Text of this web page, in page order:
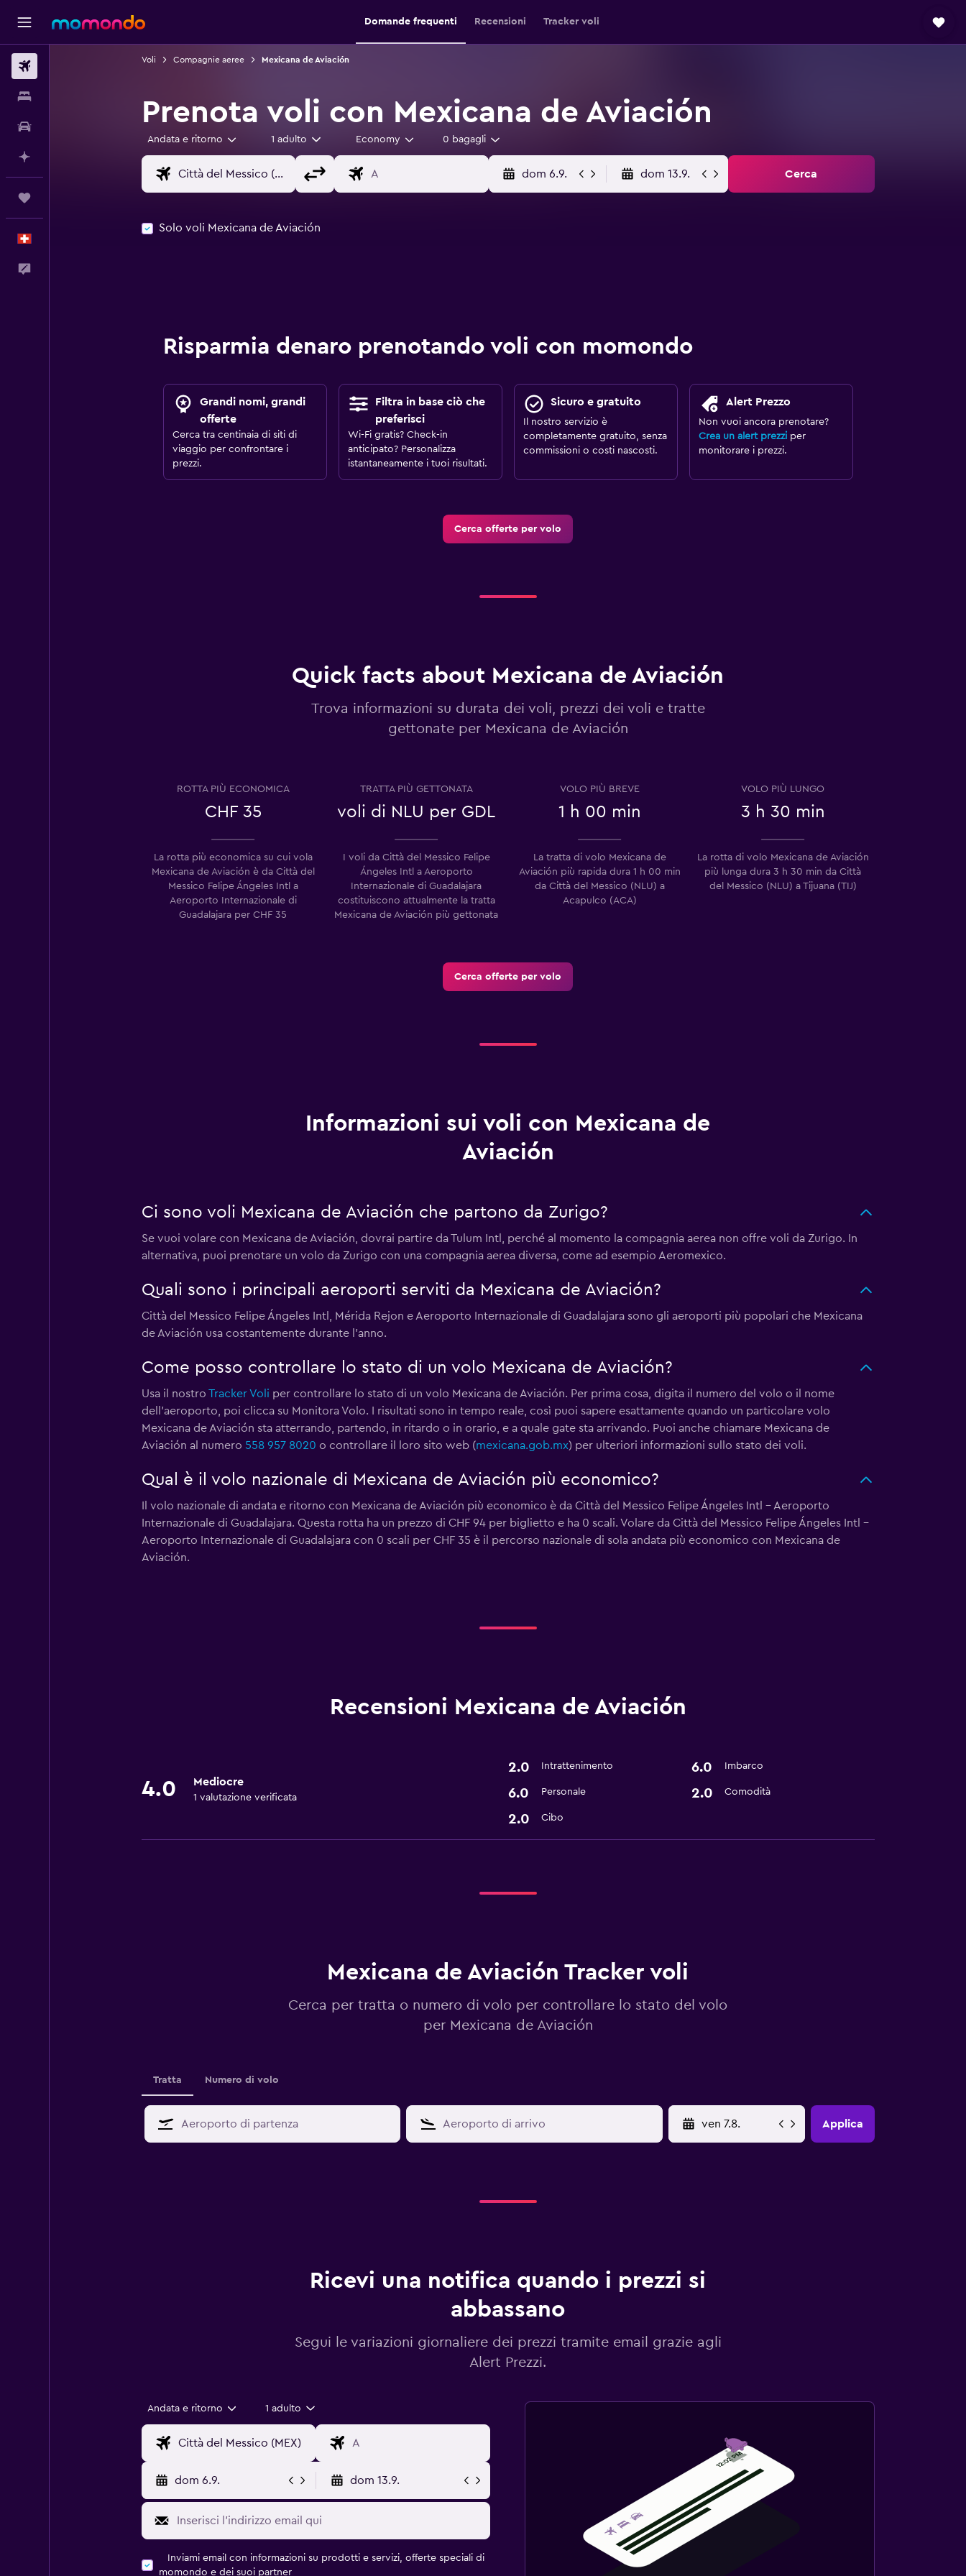
Domande frequenti Recensioni Tracker voli
Voli Compagnie aeree Mexicana de Aviación
Prenota voli con Mexicana de Aviación
Andata e ritorno 1 adulto Economy 0 bagagli
dom 6.9. dom 13.9. Cerca
Solo voli Mexicana de Aviación
Risparmia denaro prenotando voli con momondo
Grandi nomi, grandi
offerte
Cerca tra centinaia di siti di
viaggio per confrontare i
prezzi.
Filtra in base ciò che
preferisci
Wi-Fi gratis? Check-in
anticipato? Personalizza
istantaneamente i tuoi risultati.
Sicuro e gratuito
Il nostro servizio è
completamente gratuito, senza
commissioni o costi nascosti.
Alert Prezzo
Non vuoi ancora prenotare?
Crea un alert prezziper
monitorare i prezzi.
Cerca offerte per volo
Quick facts about Mexicana de Aviación
Trova informazioni su durata dei voli, prezzi dei voli e tratte
gettonate per Mexicana de Aviación
ROTTA PIÙ ECONOMICA
CHF 35
TRATTA PIÙ GETTONATA
voli di NLU per GDL
VOLO PIÙ BREVE
1 h 00 min
VOLO PIÙ LUNGO
3 h 30 min
La rotta più economica su cui vola
Mexicana de Aviación è da Città del
Messico Felipe Ángeles Intl a
Aeroporto Internazionale di
Guadalajara per CHF 35
I voli da Città del Messico Felipe
Ángeles Intl a Aeroporto
Internazionale di Guadalajara
costituiscono attualmente la tratta
Mexicana de Aviación più gettonata
La tratta di volo Mexicana de
Aviación più rapida dura 1 h 00 min
da Città del Messico (NLU) a
Acapulco (ACA)
La rotta di volo Mexicana de Aviación
più lunga dura 3 h 30 min da Città
del Messico (NLU) a Tijuana (TIJ)
Cerca offerte per volo
Informazioni sui voli con Mexicana de
Aviación
Ci sono voli Mexicana de Aviación che partono da Zurigo?
Se vuoi volare con Mexicana de Aviación, dovrai partire da Tulum Intl, perché al momento la compagnia aerea non offre voli da Zurigo. In
alternativa, puoi prenotare un volo da Zurigo con una compagnia aerea diversa, come ad esempio Aeromexico.
Quali sono i principali aeroporti serviti da Mexicana de Aviación?
Città del Messico Felipe Ángeles Intl, Mérida Rejon e Aeroporto Internazionale di Guadalajara sono gli aeroporti più popolari che Mexicana
de Aviación usa costantemente durante l'anno.
Come posso controllare lo stato di un volo Mexicana de Aviación?
Usa il nostro Tracker Voli per controllare lo stato di un volo Mexicana de Aviación. Per prima cosa, digita il numero del volo o il nome
dell'aeroporto, poi clicca su Monitora Volo. I risultati sono in tempo reale, così puoi sapere esattamente quando un particolare volo
Mexicana de Aviación sta atterrando, partendo, in ritardo o in orario, e a quale gate sta arrivando. Puoi anche chiamare Mexicana de
Aviación al numero 558 957 8020 o controllare il loro sito web (mexicana.gob.mx) per ulteriori informazioni sullo stato dei voli.
Qual è il volo nazionale di Mexicana de Aviación più economico?
Il volo nazionale di andata e ritorno con Mexicana de Aviación più economico è da Città del Messico Felipe Ángeles Intl - Aeroporto
Internazionale di Guadalajara. Questa rotta ha un prezzo di CHF 94 per biglietto e ha 0 scali. Volare da Città del Messico Felipe Ángeles Intl -
Aeroporto Internazionale di Guadalajara con 0 scali per CHF 35 è il percorso nazionale di sola andata più economico con Mexicana de
Aviación.
Recensioni Mexicana de Aviación
4.0 Mediocre
1 valutazione verificata
2.0 Intrattenimento 6.0 Imbarco
6.0 Personale 2.0 Comodità
2.0 Cibo
Mexicana de Aviación Tracker voli
Cerca per tratta o numero di volo per controllare lo stato del volo
per Mexicana de Aviación
Tratta Numero di volo
Applica
Ricevi una notifica quando i prezzi si
abbassano
Segui le variazioni giornaliere dei prezzi tramite email grazie agli
Alert Prezzi.
Andata e ritorno 1 adulto
dom 6.9. dom 13.9.
Inviami email con informazioni su prodotti e servizi, offerte speciali di
momondo e dei suoi partner